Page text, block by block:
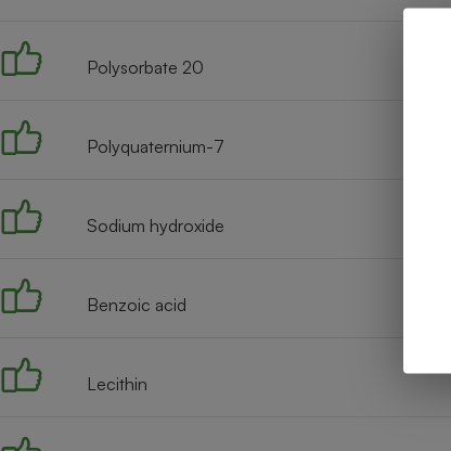
Polysorbate 20
Polyquaternium-7
Sodium hydroxide
Benzoic acid
Lecithin